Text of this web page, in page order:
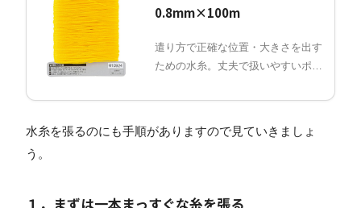
0.8mm×100m
遣り方で正確な位置・大きさを出す
ための水糸。丈夫で扱いやすいポリ
水糸を張るのにも手順がありますので見ていきましょ
う。
１．まずは一本まっすぐな糸を張る